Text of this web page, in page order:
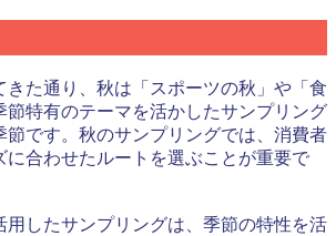
きた通り、秋は「スポーツの秋」や「食
節特有のテーマを活かしたサンプリング
節です。秋のサンプリングでは、消費者
に合わせたルートを選ぶことが重要で
用したサンプリングは、季節の特性を活